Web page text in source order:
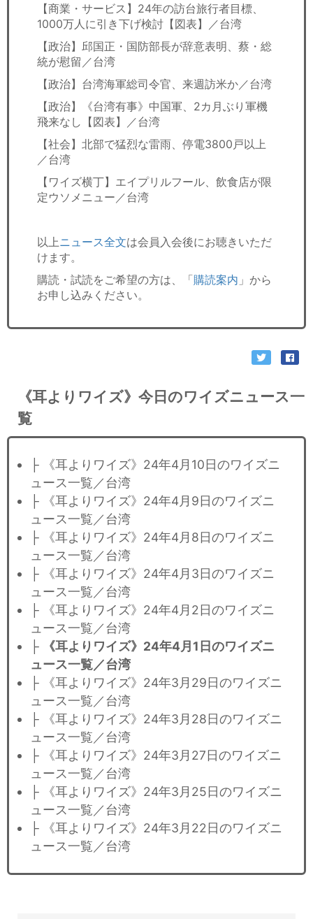
【商業・サービス】24年の訪台旅行者目標、
1000万人に引き下げ検討【図表】／台湾
【政治】邱国正・国防部長が辞意表明、蔡・総
統が慰留／台湾
【政治】台湾海軍総司令官、来週訪米か／台湾
【政治】《台湾有事》中国軍、2カ月ぶり軍機
飛来なし【図表】／台湾
【社会】北部で猛烈な雷雨、停電3800戸以上
／台湾
【ワイズ横丁】エイプリルフール、飲食店が限
定ウソメニュー／台湾
以上ニュース全文は会員入会後にお聴きいただ
けます。
購読・試読をご希望の方は、「購読案内 」から
お申し込みください。
《耳よりワイズ》今日のワイズニュース一
覧
├ 《耳よりワイズ》24年4月10日のワイズニ
ュース一覧／台湾
├ 《耳よりワイズ》24年4月9日のワイズニ
ュース一覧／台湾
├ 《耳よりワイズ》24年4月8日のワイズニ
ュース一覧／台湾
├ 《耳よりワイズ》24年4月3日のワイズニ
ュース一覧／台湾
├ 《耳よりワイズ》24年4月2日のワイズニ
ュース一覧／台湾
├
《耳よりワイズ》24年4月1日のワイズニ
ュース一覧／台湾
├ 《耳よりワイズ》24年3月29日のワイズニ
ュース一覧／台湾
├ 《耳よりワイズ》24年3月28日のワイズニ
ュース一覧／台湾
├ 《耳よりワイズ》24年3月27日のワイズニ
ュース一覧／台湾
├ 《耳よりワイズ》24年3月25日のワイズニ
ュース一覧／台湾
├ 《耳よりワイズ》24年3月22日のワイズニ
ュース一覧／台湾